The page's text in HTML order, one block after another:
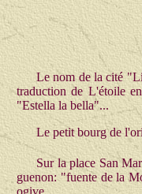
Le nom de la cité
traduction de L'étoile
"Estella la bella"...
Le petit bourg de
Sur la place San
guenon: "fuente de la
ogive.